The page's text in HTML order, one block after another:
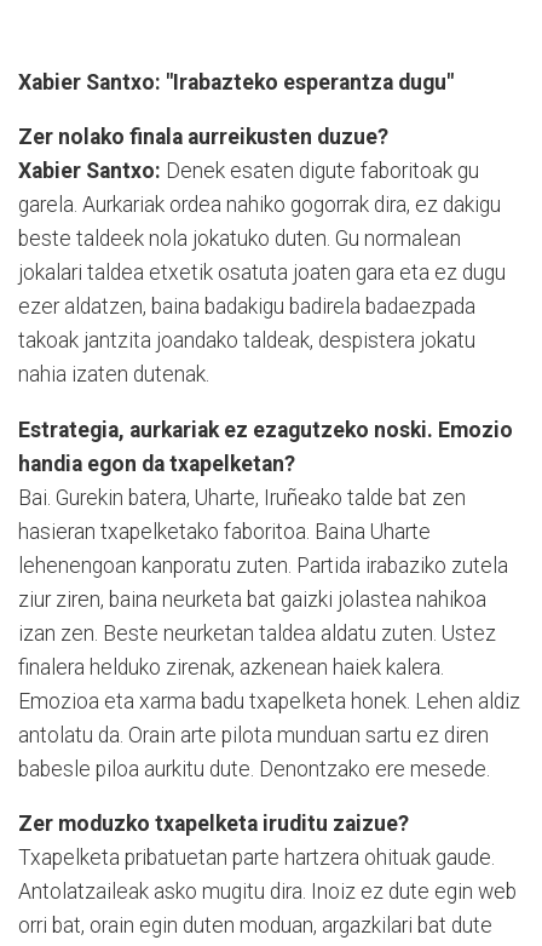
Xabier Santxo: "Irabazteko esperantza dugu"
Zer nolako finala aurreikusten duzue?
Xabier Santxo: Denek esaten digute faboritoak gu
garela. Aurkariak ordea nahiko gogorrak dira, ez dakigu
beste taldeek nola jokatuko duten. Gu normalean
jokalari taldea etxetik osatuta joaten gara eta ez dugu
ezer aldatzen, baina badakigu badirela badaezpada
takoak jantzita joandako taldeak, despistera jokatu
nahia izaten dutenak.
Estrategia, aurkariak ez ezagutzeko noski. Emozio
handia egon da txapelketan?
Bai. Gurekin batera, Uharte, Iruñeako talde bat zen
hasieran txapelketako faboritoa. Baina Uharte
lehenengoan kanporatu zuten. Partida irabaziko zutela
ziur ziren, baina neurketa bat gaizki jolastea nahikoa
izan zen. Beste neurketan taldea aldatu zuten. Ustez
finalera helduko zirenak, azkenean haiek kalera.
Emozioa eta xarma badu txapelketa honek. Lehen aldiz
antolatu da. Orain arte pilota munduan sartu ez diren
babesle piloa aurkitu dute. Denontzako ere mesede.
Zer moduzko txapelketa iruditu zaizue?
Txapelketa pribatuetan parte hartzera ohituak gaude.
Antolatzaileak asko mugitu dira. Inoiz ez dute egin web
orri bat, orain egin duten moduan, argazkilari bat dute